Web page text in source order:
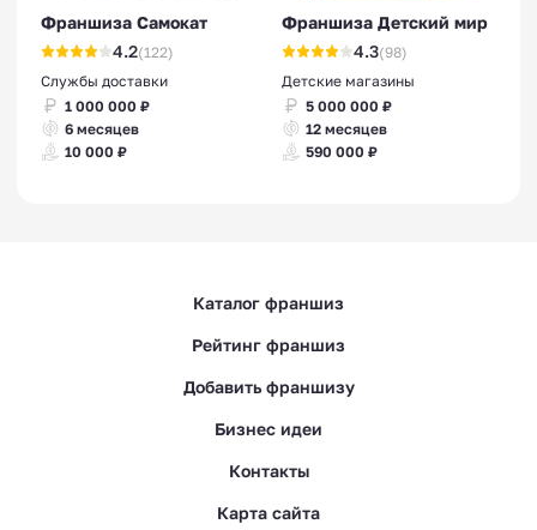
Франшиза Самокат
4.2(122)
Службы доставки
1 000 000 ₽
6 месяцев
10 000 ₽
Франшиза Детский мир
4.3(98)
Детские магазины
5 000 000 ₽
12 месяцев
590 000 ₽
Каталог франшиз
Рейтинг франшиз
Добавить франшизу
Бизнес идеи
Контакты
Карта сайта